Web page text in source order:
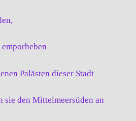
Palästen dieser Stadt
den Mittelmeersüden an